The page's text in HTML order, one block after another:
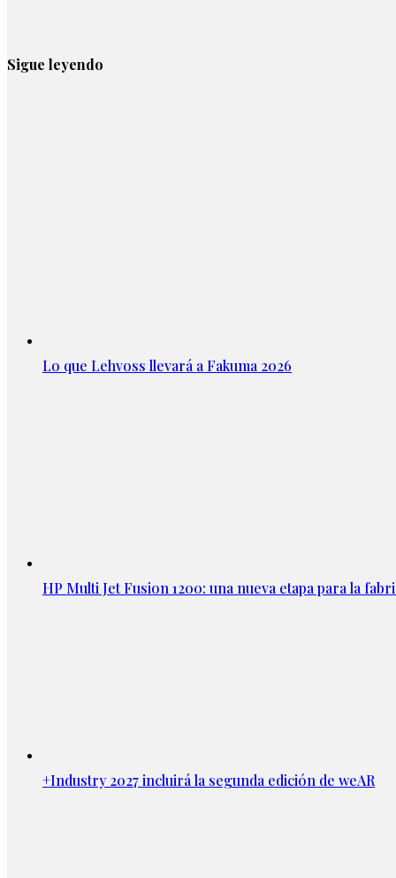
Sigue leyendo
Lo que Lehvoss llevará a Fakuma 2026
HP Multi Jet Fusion 1200: una nueva etapa para la
+Industry 2027 incluirá la segunda edición de weAR